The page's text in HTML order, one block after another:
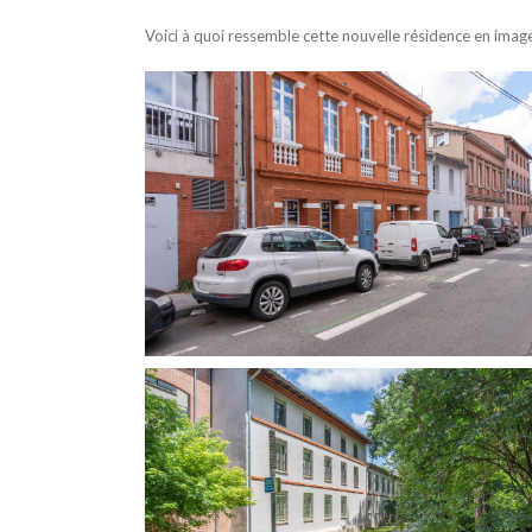
Voici à quoi ressemble cette nouvelle résidence en